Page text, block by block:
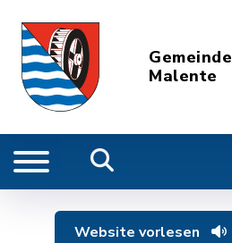
Gemeinde
Malente
Website vorlesen